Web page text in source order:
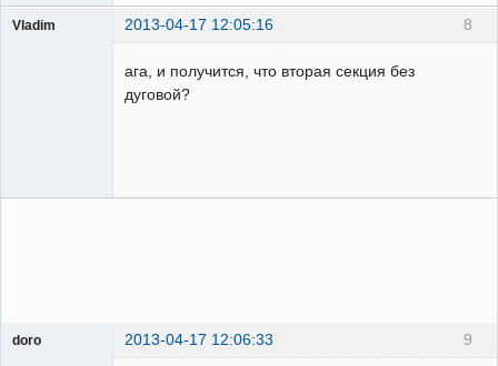
8
Vladim 2013-04-17 12:05:16
ага, и получится, что вторая секция без
дуговой?
9
doro 2013-04-17 12:06:33